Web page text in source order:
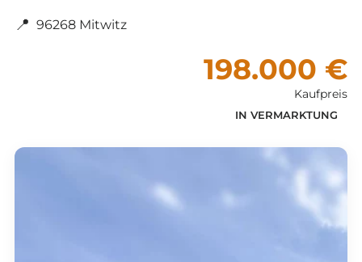
📍 96268 Mitwitz
198.000 €
Kaufpreis
IN VERMARKTUNG